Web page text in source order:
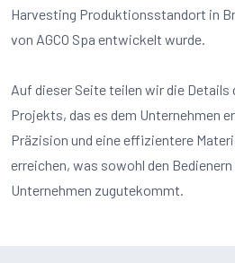
Harvesting Produktionsstandort in
von AGCO Spa entwickelt wurde.
Auf dieser Seite teilen wir die
Projekts, das es dem Unternehmen
Präzision und eine effizientere
erreichen, was sowohl den Bedienern
Unternehmen zugutekommt.